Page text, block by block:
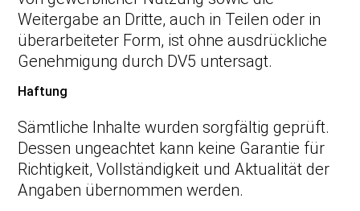
Weitergabe an Dritte, auch in Teilen oder in
überarbeiteter Form, ist ohne ausdrückliche
Genehmigung durch DV5 untersagt.
Haftung
Sämtliche Inhalte wurden sorgfältig geprüft.
Dessen ungeachtet kann keine Garantie für
Richtigkeit, Vollständigkeit und Aktualität der
Angaben übernommen werden.